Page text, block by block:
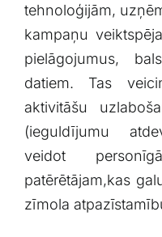
tehnoloģijām,
kampaņu
pielāgojumus,​
datiem. ​Tas
aktivitāšu
(ieguldījumu
veidot
patērētājam,kas
zīmola